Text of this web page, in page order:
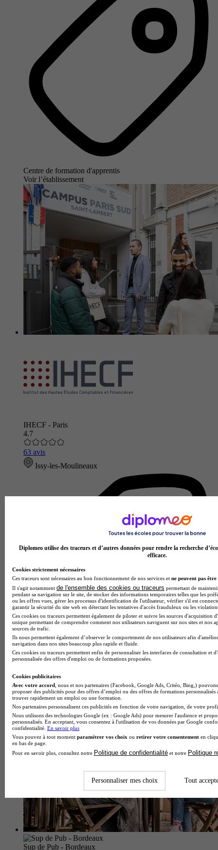
Centre de formation d'apprentis
Voir l’établissement
IHECF - Paris
4.7
63 avis
Issy-les-Moulineaux
Voir l’établissement
Sup de Pub - Bordeaux
Diplomeo utilise des traceurs et d’autres données pour rendre la recherche
efficace.
Cookies strictement nécessaires
Ces traceurs sont nécessaires au bon fonctionnement de nos services et ne peuvent pas être
Il s'agit notamment de l'ensemble des cookies ou traceurs permettant de
pendant sa navigation sur le site, de stocker des informations temporaires telles que les
ou les offres vues, gérer les processus d'identification de l'utilisateur, vérifier s'il est
garantir la sécurité du site web en détectant les tentatives d'accès frauduleux ou les
Ces cookies ou traceurs permettent également de piloter et suivre les sources d'acquisition
unique permettant de comprendre comment nos utilisateurs naviguent sur nos sites et nos
sources de trafic.
Ils nous permettent également d’observer le comportement de nos utilisateurs afin
navigation dans nos sites beaucoup plus rapide et fluide.
Ces cookies ou traceurs permettent enfin de personnaliser les interfaces de consultation et
personnalisée des offres d'emploi ou de formations proposées.
Cookies publicitaires
Avec votre accord , nous et nos partenaires (Facebook, Google Ads, Critéo, Bing,)
proposer des publicités pour des offres d’emploi ou des offres de formations
trouver rapidement un emploi ou une formation.
Nos partenaires personnalisent ces publicités en fonction de votre navigation, de votre
Nous utilisons des technologies Google (ex : Google Ads) pour mesurer l'audience et
personnalisés. En acceptant, vous consentez à l'utilisation de vos données par Google
confidentialité. En savoir plus
Vous pouvez à tout moment paramétrer vos choix ou retirer votre consentement en
en bas de page.
Pour en savoir plus, consultez notre Politique de confidentialité et notre Politique
Personnaliser mes choix Tout